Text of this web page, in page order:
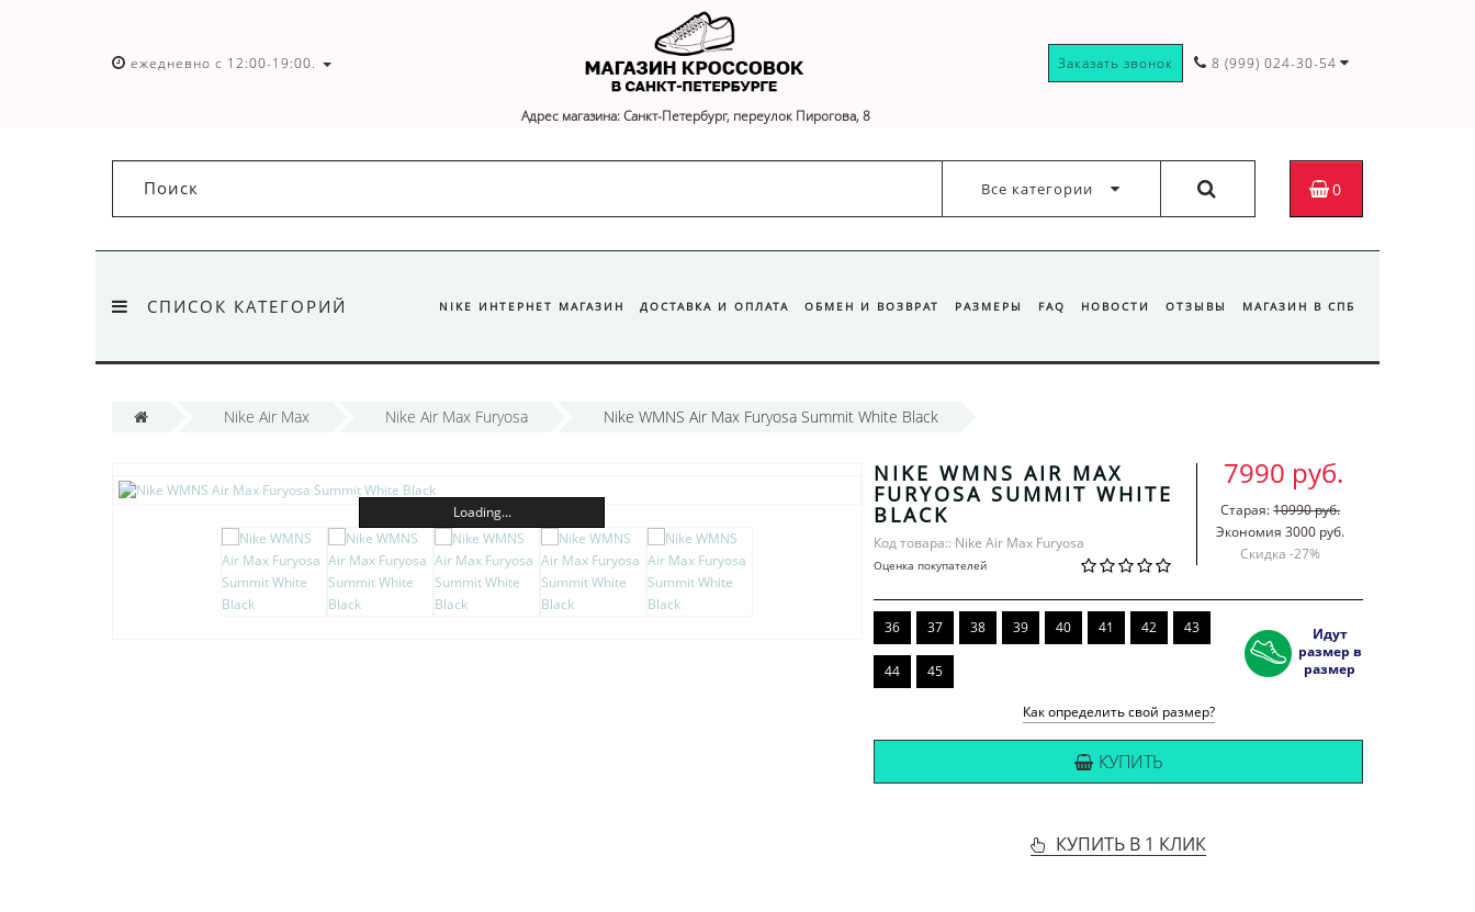
ежедневно с 12:00-19:00.
Адрес магазина: Санкт-Петербург, переулок Пирогова, 8
Заказать звонок 8 (999) 024-30-54
Все категории 0
СПИСОК КАТЕГОРИЙ NIKE ИНТЕРНЕТ МАГАЗИН ДОСТАВКА И ОПЛАТА ОБМЕН И ВОЗВРАТ РАЗМЕРЫ FAQ НОВОСТИ ОТЗЫВЫ МАГАЗИН В СПБ
Nike Air Max Nike Air Max Furyosa Nike WMNS Air Max Furyosa Summit White Black
Loading...
NIKE WMNS AIR MAX
FURYOSA SUMMIT WHITE
BLACK
Код товара:: Nike Air Max Furyosa
Оценка покупателей
7990 руб.
Старая:10990 руб.
Экономия 3000 руб.
Скидка -27%
36 37 38 39 40 41 42 43
44 45
Идут
размер в
размер
Как определить свой размер?
КУПИТЬ
КУПИТЬ В 1 КЛИК